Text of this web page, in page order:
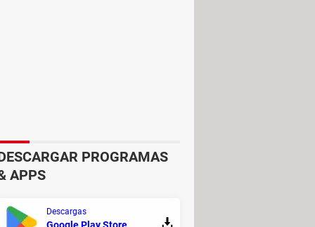
tu dispositivo.
cobertura. Intenta acercarte al
cerrar las ventanas y/o pestañas
PROGRAMAS
APPS
Descargas